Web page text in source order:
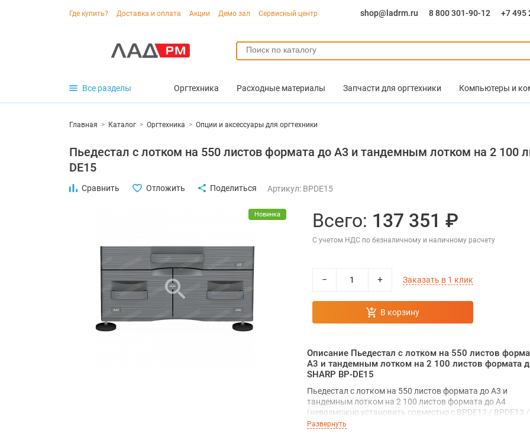
Где купить? Доставка и оплата Акции Демо зал Сервисный центр shop@ladrm.ru 8 800 301-90-12 +7 495
Все разделы Оргтехника Расходные материалы Запчасти для оргтехники Компьютеры и
Главная > Каталог > Оргтехника > Опции и аксессуары для оргтехники
Пьедестал с лотком на 550 листов формата до A3 и тандемным лотком на 2 100
DE15
Сравнить Отложить Поделиться Артикул: BPDE15
Новинка Всего: 137 351 ₽
С учетом НДС по безналичному и наличному расчету
− + Заказать в 1 клик
В корзину
Описание Пьедестал с лотком на 550 листов
A3 и тандемным лотком на 2 100 листов формата
SHARP BP-DE15
Пьедестал с лотком на 550 листов формата до A3 и
тандемным лотком на 2 100 листов формата до A4
(невозможно установить совместно с BPDE12 / BPDE13 /
BPDE14)
Развернуть